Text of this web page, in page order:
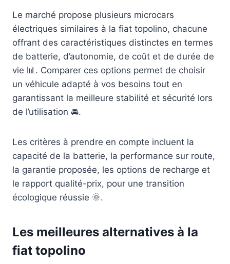
Le marché propose plusieurs microcars
électriques similaires à la fiat topolino, chacune
offrant des caractéristiques distinctes en termes
de batterie, d’autonomie, de coût et de durée de
vie 📊. Comparer ces options permet de choisir
un véhicule adapté à vos besoins tout en
garantissant la meilleure stabilité et sécurité lors
de l’utilisation 🚘.
Les critères à prendre en compte incluent la
capacité de la batterie, la performance sur route,
la garantie proposée, les options de recharge et
le rapport qualité-prix, pour une transition
écologique réussie 🌞.
Les meilleures alternatives à la
fiat topolino